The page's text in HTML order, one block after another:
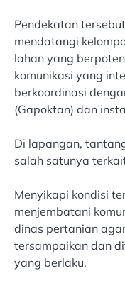
Pendekatan
mendatangi
lahan yang
komunikasi yang
berkoordinasi
(Gapoktan) dan
Di lapangan,
salah satunya
Menyikapi kondisi
menjembatani
dinas pertanian
tersampaikan dan
yang berlaku.